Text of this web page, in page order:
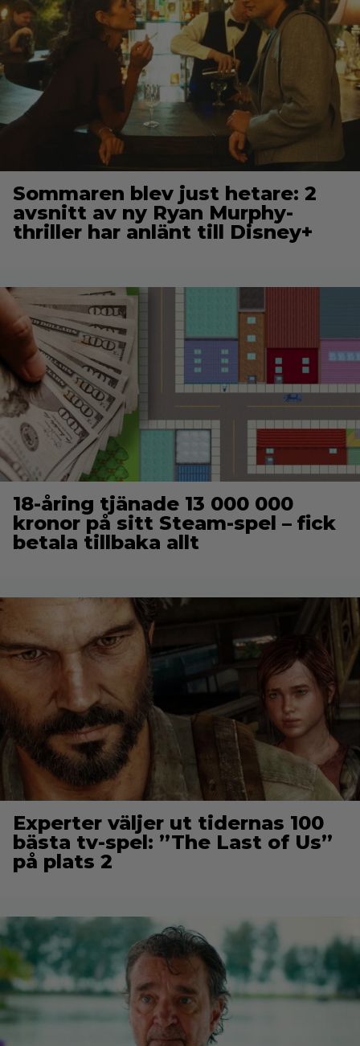
Sommaren blev just hetare: 2
avsnitt av ny Ryan Murphy-
thriller har anlänt till Disney+
18-åring tjänade 13 000 000
kronor på sitt Steam-spel – fick
betala tillbaka allt
Experter väljer ut tidernas 100
bästa tv-spel: ”The Last of Us”
på plats 2